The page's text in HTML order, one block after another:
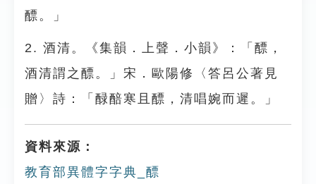
醥。」
2. 酒清。《集韻．上聲．小韻》：「醥，
酒清謂之醥。」宋．歐陽修〈答呂公著見
贈〉詩：「醁醅寒且醥，清唱婉而遲。」
資料來源：
教育部異體字字典_醥